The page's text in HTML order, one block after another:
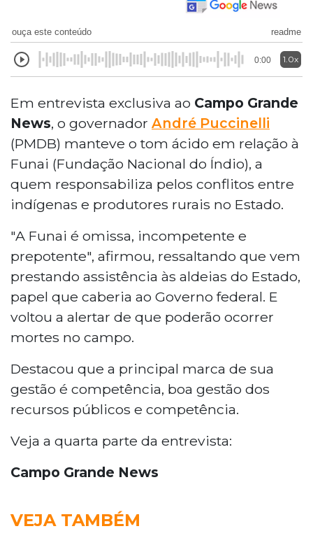
ouça este conteúdo readme
0:00 1.0x
Em entrevista exclusiva ao Campo Grande
News, o governador André Puccinelli
(PMDB) manteve o tom ácido em relação à
Funai (Fundação Nacional do Índio), a
quem responsabiliza pelos conflitos entre
indígenas e produtores rurais no Estado.
"A Funai é omissa, incompetente e
prepotente", afirmou, ressaltando que vem
prestando assistência às aldeias do Estado,
papel que caberia ao Governo federal. E
voltou a alertar de que poderão ocorrer
mortes no campo.
Destacou que a principal marca de sua
gestão é competência, boa gestão dos
recursos públicos e competência.
Veja a quarta parte da entrevista:
Campo Grande News
VEJA TAMBÉM